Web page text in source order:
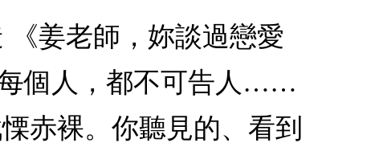
姜老師，妳談過戀愛
每個人，都不可告人……
赤裸。你聽見的、看到